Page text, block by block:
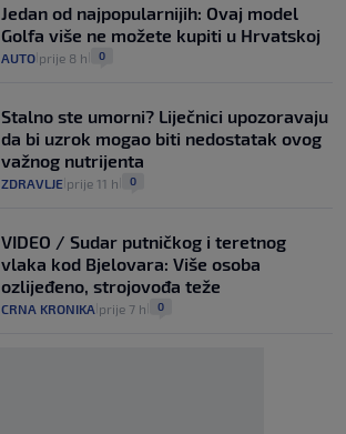
Jedan od najpopularnijih: Ovaj model
Golfa više ne možete kupiti u Hrvatskoj
AUTO prije 8 h 0
Stalno ste umorni? Liječnici upozoravaju
da bi uzrok mogao biti nedostatak ovog
važnog nutrijenta
ZDRAVLJE prije 11 h 0
VIDEO / Sudar putničkog i teretnog
vlaka kod Bjelovara: Više osoba
ozlijeđeno, strojovođa teže
CRNA KRONIKA prije 7 h 0